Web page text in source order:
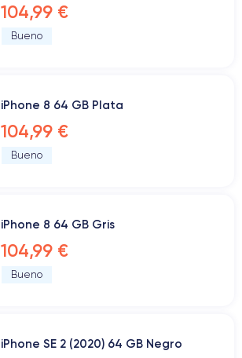
104,99 €
Bueno
iPhone 8 64 GB Plata
104,99 €
Bueno
iPhone 8 64 GB Gris
104,99 €
Bueno
iPhone SE 2 (2020) 64 GB Negro